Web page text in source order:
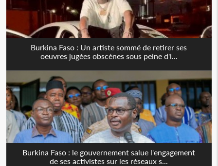
Burkina Faso : Un artiste sommé de retirer ses
oeuvres jugées obscènes sous peine d'i...
Burkina Faso : le gouvernement salue l'engagement
de ses activistes sur les réseaux s...